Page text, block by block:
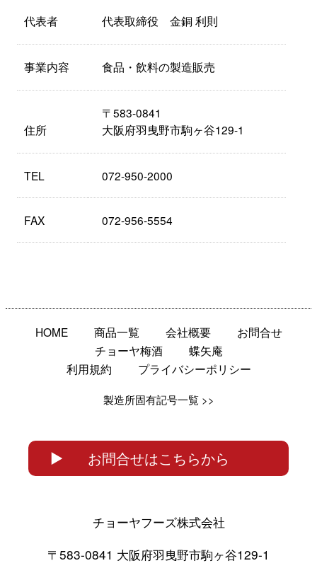
代表者 代表取締役 金銅 利則
事業内容 食品・飲料の製造販売
住所
〒583-0841
大阪府羽曳野市駒ヶ谷129-1
TEL 072-950-2000
FAX 072-956-5554
HOME 商品一覧 会社概要
お問合せ
チョーヤ梅酒
蝶矢庵
利用規約
プライバシーポリシー
製造所固有記号一覧 >>
お問合せはこちらから
チョーヤフーズ株式会社
〒583-0841 大阪府羽曳野市駒ヶ谷129-1